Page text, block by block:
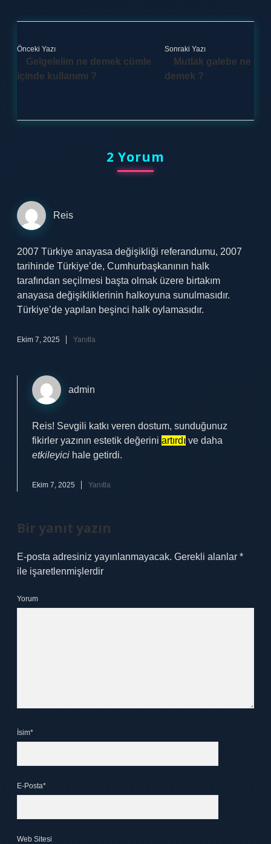
Önceki Yazı
Gelgelelim ne demek cümle
içinde kullanımı ?
Sonraki Yazı
Mutlak galebe ne
demek ?
2 Yorum
Reis
2007 Türkiye anayasa değişikliği referandumu, 2007
tarihinde Türkiye’de, Cumhurbaşkanının halk
tarafından seçilmesi başta olmak üzere birtakım
anayasa değişikliklerinin halkoyuna sunulmasıdır.
Türkiye’de yapılan beşinci halk oylamasıdır.
Ekim 7, 2025 Yanıtla
admin
Reis! Sevgili katkı veren dostum, sunduğunuz
fikirler yazının estetik değerini artırdı ve daha
etkileyici hale getirdi.
Ekim 7, 2025 Yanıtla
Bir yanıt yazın
E-posta adresiniz yayınlanmayacak. Gerekli alanlar *
ile işaretlenmişlerdir
Yorum
İsim*
E-Posta*
Web Sitesi